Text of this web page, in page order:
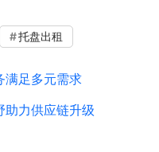
托盘出租
满足多元需求
助力供应链升级